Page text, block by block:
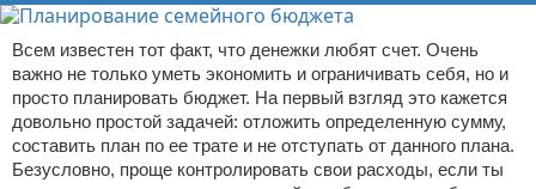
Всем известен тот факт, что денежки любят счет. Очень
важно не только уметь экономить и ограничивать себя, но и
просто планировать бюджет. На первый взгляд это кажется
довольно простой задачей: отложить определенную сумму,
составить план по ее трате и не отступать от данного плана.
Безусловно, проще контролировать свои расходы, если ты